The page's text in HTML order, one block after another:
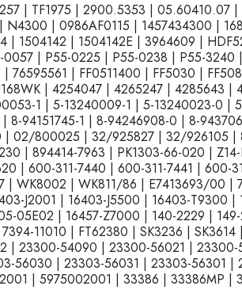
| TF1975 | 2900.5353 |
| 0986AF0115 | 1457434300 |
1504142 | 1504142E | 3964609 |
| P55-0225 | P55-0238 | P55-
| FF0511400 | FF5030 |
| 4254047 | 4265247 | 4285643 |
1 | 5-13240009-1 | 5-13240023-0
94151745-1 | 8-94246908-0 | 8-
| 02/800025 | 32/925827 | 32/926105
| 894414-7963 | PK1303-66-020 |
| 600-311-7440 | 600-311-7441 | 600-
WK8002 | WK811/86 | E7413693/00
J2001 | 16403-J5500 | 16403-T9300
05E02 | 16457-Z7000 | 140-2229 |
11010 | FT62380 | SK3236 |
| 23300-54090 | 23300-56021 |
56030 | 23303-56031 | 23303-56301
| 5975002001 | 33386 | 33386MP |